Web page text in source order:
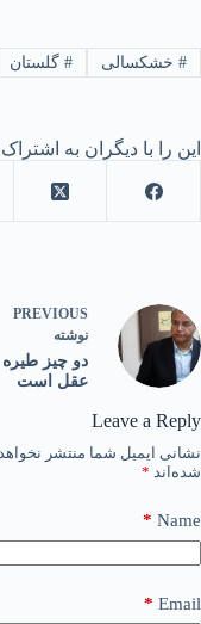
#خشکسالی #گلستان
این را با دیگران به
PREVIOUS
نوشته
دو چیز طیره
عقل است
Leave a Reply
نشانی ایمیل شما منتشر
شده‌اند *
Name
*
Email
*